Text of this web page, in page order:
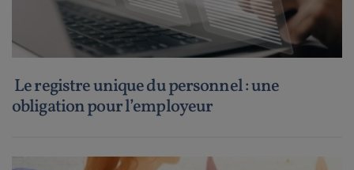
Le registre unique du personnel : une
obligation pour l’employeur